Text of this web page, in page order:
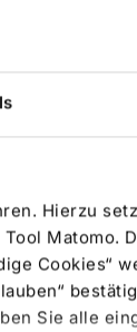
Hierzu
Matomo.
Cookies“
Sie alle